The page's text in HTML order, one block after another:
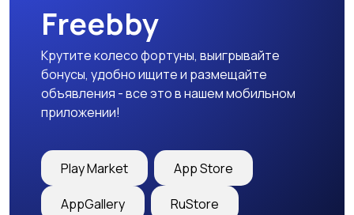
Freebby
Крутите колесо фортуны, выигрывайте
бонусы, удобно ищите и размещайте
объявления - все это в нашем мобильном
приложении!
Play Market App Store
AppGallery RuStore